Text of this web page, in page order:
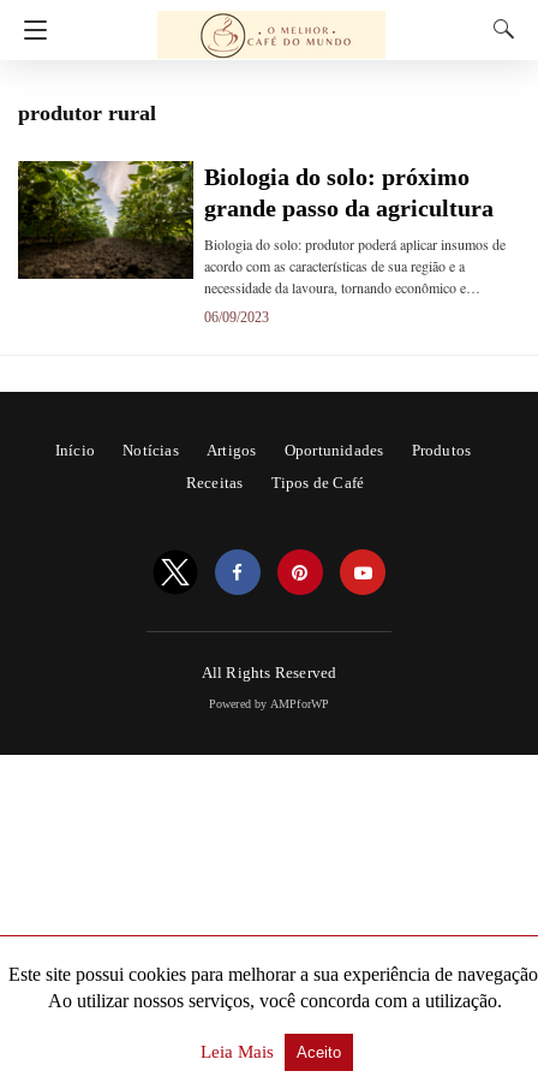
produtor rural
Biologia do solo: próximo
grande passo da agricultura
Biologia do solo: produtor poderá aplicar insumos de
acordo com as características de sua região e a
necessidade da lavoura, tornando econômico e…
06/09/2023
Início Notícias Artigos Oportunidades
Produtos
Receitas
Tipos de Café
All Rights Reserved
Powered by AMPforWP
Este site possui cookies para melhorar a sua experiência de
Ao utilizar nossos serviços, você concorda com a utilização.
Leia Mais Aceito